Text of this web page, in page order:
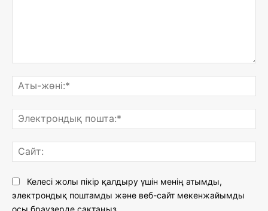
Келесі жолы пікір қалдыру үшін менің атымды,
электрондық поштамды және веб-сайт мекенжайымды
осы браузерде сақтаңыз.